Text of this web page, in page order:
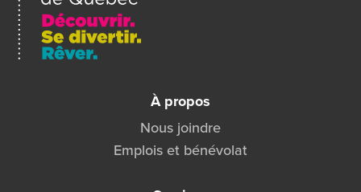
À propos
Nous joindre
Emplois et bénévolat